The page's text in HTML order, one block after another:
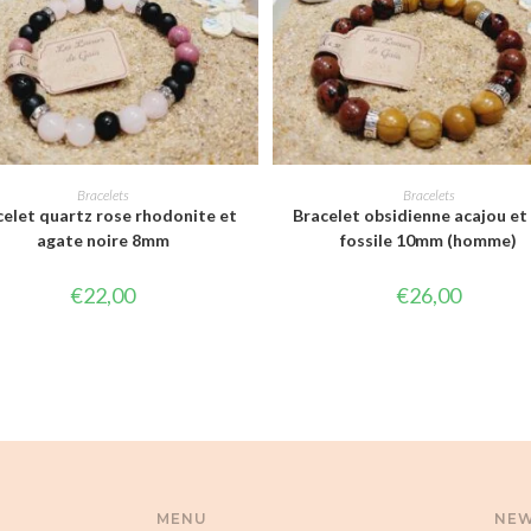
CHOIX DES OPTIONS
Bracelets
quartz rose rhodonite et
agate noire 8mm
€22,00
CHOIX DES OPTIONS
Bracelets
Bracelet obsidienne acajou et
fossile 10mm (homme)
€26,00
MENU